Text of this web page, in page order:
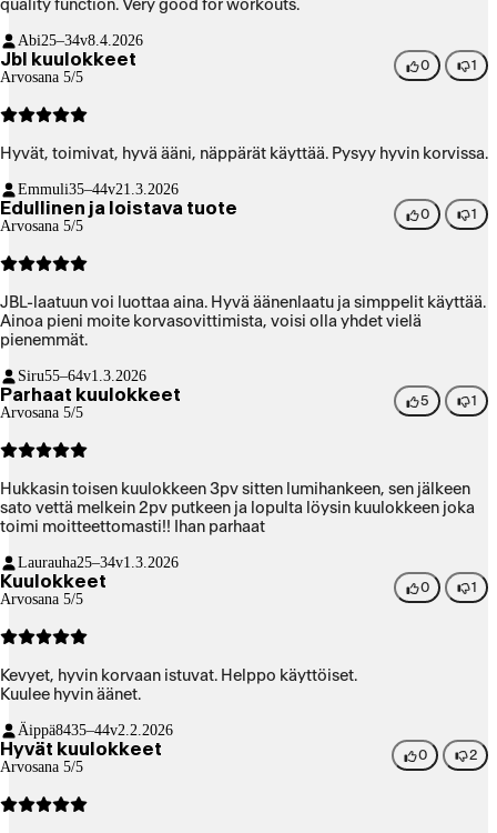
quality function. Very good for workouts.
Abi25–34v8.4.2026
Jbl kuulokkeet
Arvosana 5/5
0 1
Hyvät, toimivat, hyvä ääni, näppärät käyttää. Pysyy hyvin korvissa.
Emmuli35–44v21.3.2026
Edullinen ja loistava tuote
Arvosana 5/5
0 1
JBL-laatuun voi luottaa aina. Hyvä äänenlaatu ja simppelit käyttää.
Ainoa pieni moite korvasovittimista, voisi olla yhdet vielä
pienemmät.
Siru55–64v1.3.2026
Parhaat kuulokkeet
Arvosana 5/5
5 1
Hukkasin toisen kuulokkeen 3pv sitten lumihankeen, sen jälkeen
sato vettä melkein 2pv putkeen ja lopulta löysin kuulokkeen joka
toimi moitteettomasti!! Ihan parhaat
Laurauha25–34v1.3.2026
Kuulokkeet
Arvosana 5/5
0 1
Kevyet, hyvin korvaan istuvat. Helppo käyttöiset.
Kuulee hyvin äänet.
Äippä8435–44v2.2.2026
Hyvät kuulokkeet
Arvosana 5/5
0 2